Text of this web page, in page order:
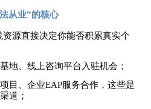
从业”的核心
源直接决定你能否积累真实个
地、线上咨询平台入驻机会；
目、企业EAP服务合作，这些是
道；